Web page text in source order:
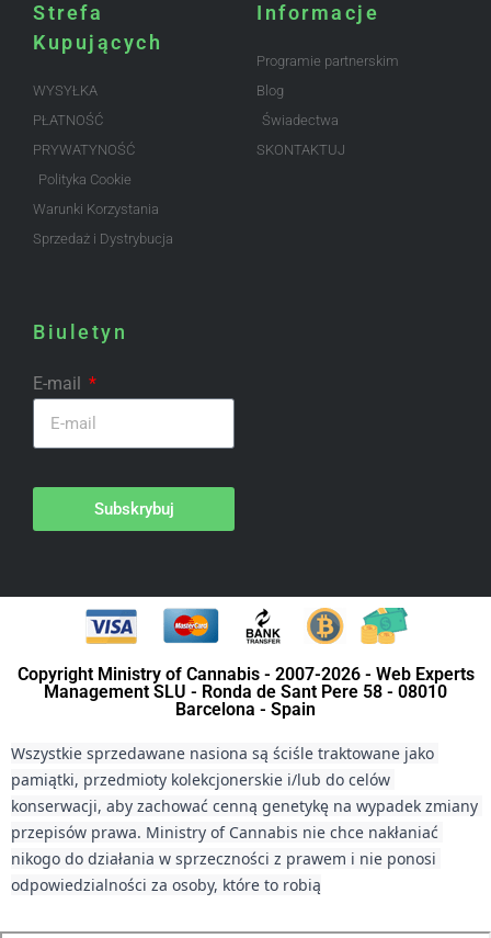
Strefa
Kupujących
WYSYŁKA
PŁATNOŚĆ
PRYWATYNOŚĆ
Polityka Cookie
Warunki Korzystania
Sprzedaż i Dystrybucja
Informacje
Programie partnerskim
Blog
Świadectwa
SKONTAKTUJ
Biuletyn
E-mail
Subskrybuj
Copyright Ministry of Cannabis - 2007-2026 - Web Experts
Management SLU - Ronda de Sant Pere 58 - 08010
Barcelona - Spain
Wszystkie sprzedawane nasiona są ściśle traktowane jako
pamiątki, przedmioty kolekcjonerskie i/lub do celów
konserwacji, aby zachować cenną genetykę na wypadek zmiany
przepisów prawa. Ministry of Cannabis nie chce nakłaniać
nikogo do działania w sprzeczności z prawem i nie ponosi
odpowiedzialności za osoby, które to robią